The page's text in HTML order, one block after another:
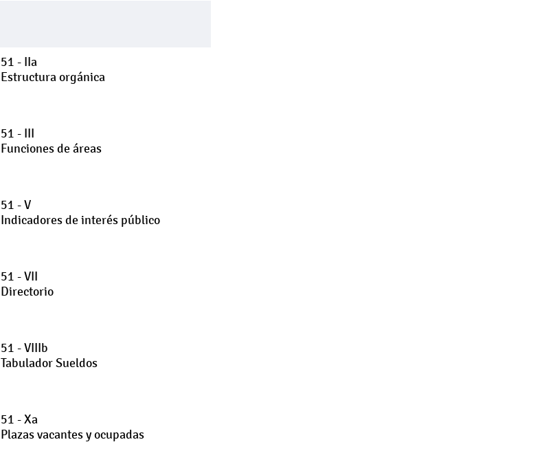
51 - IIa
Estructura orgánica
51 - III
Funciones de áreas
51 - V
Indicadores de interés público
51 - VII
Directorio
51 - VIIIb
Tabulador Sueldos
51 - Xa
Plazas vacantes y ocupadas